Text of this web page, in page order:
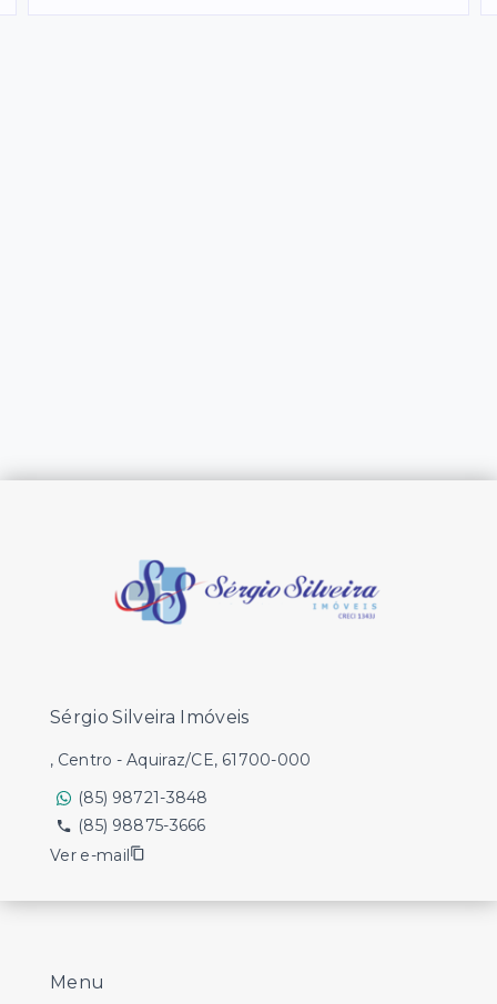
Menu
Sérgio Silveira Imóveis
, Centro - Aquiraz/CE, 61700-000
(85) 98721-3848
(85) 98875-3666
Ver e-mail